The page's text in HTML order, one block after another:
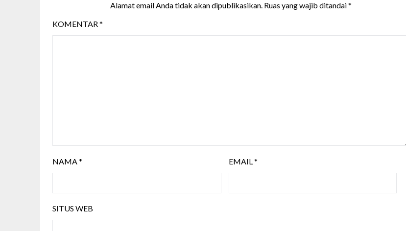
Alamat email Anda tidak akan dipublikasikan. Ruas yang wajib ditandai*
KOMENTAR*
NAMA* EMAIL*
SITUS WEB